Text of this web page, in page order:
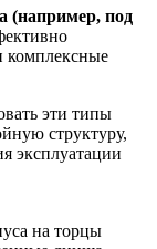
(например, под
комплексные
эти типы
структуру,
эксплуатации
на торцы